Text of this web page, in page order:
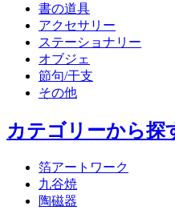
書の道具
アクセサリー
ステーショナリー
オブジェ
節句/干支
その他
カテゴリーから探
箔アートワーク
九谷焼
陶磁器